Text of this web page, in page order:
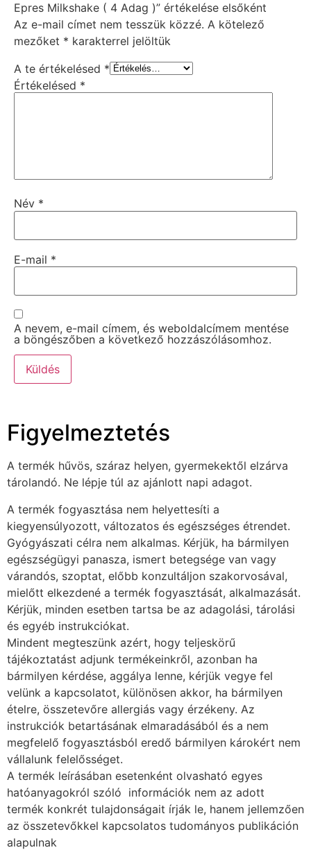
Epres Milkshake ( 4 Adag )” értékelése elsőként
Az e-mail címet nem tesszük közzé. A kötelező
mezőket * karakterrel jelöltük
A te értékelésed *
Értékelésed *
Név *
E-mail *
A nevem, e-mail címem, és weboldalcímem mentése
a böngészőben a következő hozzászólásomhoz.
Figyelmeztetés
A termék hűvös, száraz helyen, gyermekektől elzárva
tárolandó. Ne lépje túl az ajánlott napi adagot.
A termék fogyasztása nem helyettesíti a
kiegyensúlyozott, változatos és egészséges étrendet.
Gyógyászati célra nem alkalmas. Kérjük, ha bármilyen
egészségügyi panasza, ismert betegsége van vagy
várandós, szoptat, előbb konzultáljon szakorvosával,
mielőtt elkezdené a termék fogyasztását, alkalmazását.
Kérjük, minden esetben tartsa be az adagolási, tárolási
és egyéb instrukciókat.
Mindent megteszünk azért, hogy teljeskörű
tájékoztatást adjunk termékeinkről, azonban ha
bármilyen kérdése, aggálya lenne, kérjük vegye fel
velünk a kapcsolatot, különösen akkor, ha bármilyen
ételre, összetevőre allergiás vagy érzékeny. Az
instrukciók betartásának elmaradásából és a nem
megfelelő fogyasztásból eredő bármilyen károkért nem
vállalunk felelősséget.
A termék leírásában esetenként olvasható egyes
hatóanyagokról szóló információk nem az adott
termék konkrét tulajdonságait írják le, hanem jellemzően
az összetevőkkel kapcsolatos tudományos publikáción
alapulnak